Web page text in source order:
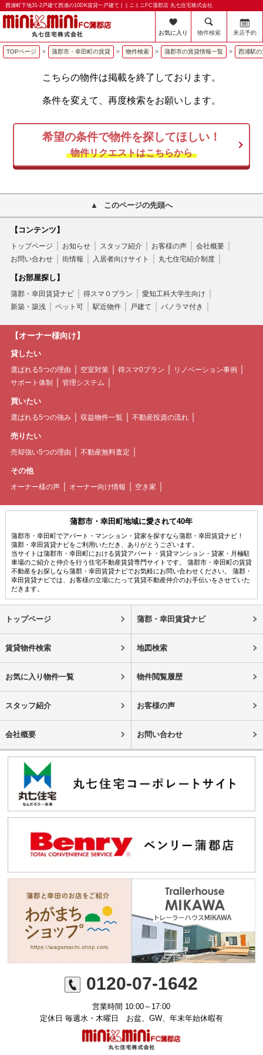
西浦町下地31-2戸建て西浦の10DK賃貸一戸建て | ミニミニFC蒲郡店 丸七住宅株式会社
お気に入り 物件検索 来店予約
TOPページ > 蒲郡市・幸田町の賃貸 > 物件検索 > 蒲郡市の賃貸情報一覧 > 西浦駅
こちらの物件は掲載を終了しております。
条件を変えて、再度検索をお願いします。
希望の条件で物件を探してほしい！
物件リクエストはこちらから
このページの先頭へ
【コンテンツ】
トップページ お知らせ スタッフ紹介 お客様の声
会社概要
お問い合わせ
街情報 入居者向けサイト 丸七住宅紹介制度
【お部屋探し】
蒲郡・幸田賃貸ナビ 得スマ０プラン
愛知工科大学生向け
新築・築浅
ペット可 駅近物件 戸建て パノラマ付き
【オーナー様向け】
貸したい
選ばれる5つの理由 空室対策 得スマ0プラン
リノベーション事例
サポート体制
管理システム
買いたい
選ばれる5つの強み 収益物件一覧 不動産投資の流れ
売りたい
売却強い5つの理由 不動産無料査定
その他
オーナー様の声 オーナー向け情報 空き家
蒲郡市・幸田町地域に愛されて40年
蒲郡市・幸田町でアパート・マンション・貸家を探すなら蒲郡・幸田賃貸ナビ！
蒲郡・幸田賃貸ナビをご利用いただき、ありがとうございます。
当サイトは蒲郡市・幸田町における賃貸アパート・賃貸マンション・貸家・月極駐
車場のご紹介と仲介を行う住宅不動産賃貸専門サイトです。 蒲郡市・幸田町の賃貸
不動産をお探しなら蒲郡・幸田賃貸ナビでお気軽にお問い合わせください。 蒲郡・
幸田賃貸ナビでは、お客様の立場にたって賃貸不動産仲介のお手伝いをさせていた
だきます。
トップページ 蒲郡・幸田賃貸ナビ
賃貸物件検索 地図検索
お気に入り物件一覧 物件閲覧履歴
スタッフ紹介 お客様の声
会社概要 お問い合わせ
0120-07-1642
営業時間 10:00～17:00
定休日 毎週水・木曜日 お盆、GW、年末年始休暇有